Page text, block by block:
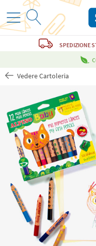
SPEDIZIONE
Vedere Cartoleria